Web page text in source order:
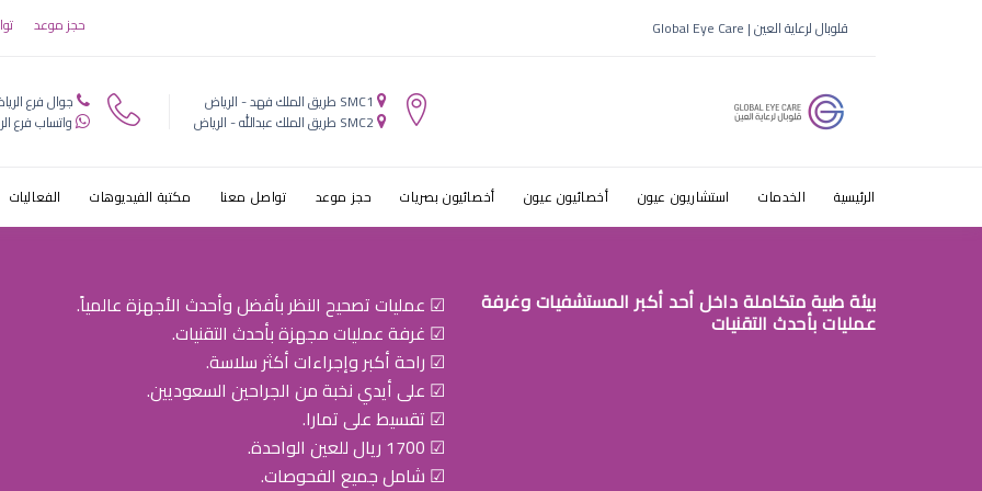
ط§ظ„ط±ظٹط§ط¶
ظ‚ط±ط·ط¨ط©
قلوبال لرعاية العين | Global Eye Care حجز موعد
SMC1 طريق الملك فهد - الرياض
SMC2 طريق الملك عبدالله - الرياض
جوال فرع
واتساب فرع
الرئيسية الخدمات استشاريون عيون أخصائيون عيون أخصائيون بصريات حجز موعد تواصل معنا مكتبة الفيديوهات الفعاليات
بيئة طبية متكاملة داخل أحد أكبر المستشفيات وغرفة
عمليات بأحدث التقنيات
☑ عمليات تصحيح النظر بأفضل وأحدث الأجهزة عالمياً.
☑ غرفة عمليات مجهزة بأحدث التقنيات.
☑ راحة أكبر وإجراءات أكثر سلاسة.
☑ على أيدي نخبة من الجراحين السعوديين.
☑ تقسيط على تمارا.
☑ 1700 ريال للعين الواحدة.
☑ شامل جميع الفحوصات.